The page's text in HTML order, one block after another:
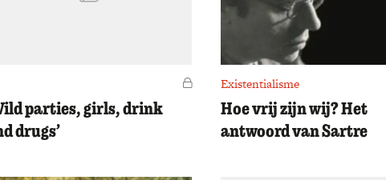
Voor leden
parties, girls, drink
drugs’
Existentialisme
Hoe vrij zijn wij? Het
antwoord van Sartre